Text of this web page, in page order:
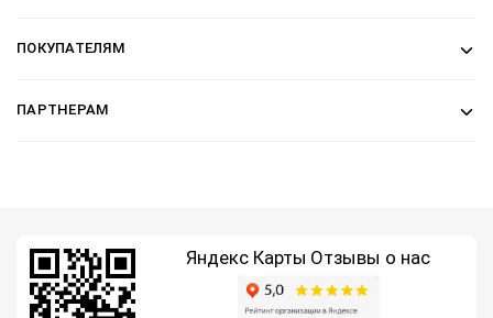
ПОКУПАТЕЛЯМ
ПАРТНЕРАМ
Яндекс Карты Отзывы о нас